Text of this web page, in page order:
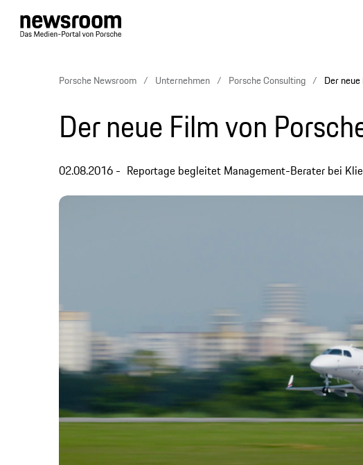
Porsche Newsroom Unternehmen Porsche Consulting Der
Der neue Film von
02.08.2016 Reportage begleitet Management-Berater bei